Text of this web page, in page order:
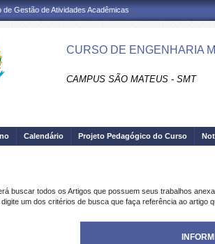
de Gestão de Atividades Acadêmicas
CURSO DE ENGENHARIA
CAMPUS SÃO MATEUS - SMT
Calendário Projeto Pedagógico do Curso
buscar todos os Artigos que possuem seus trabalhos
um dos critérios de busca que faça referência ao artigo